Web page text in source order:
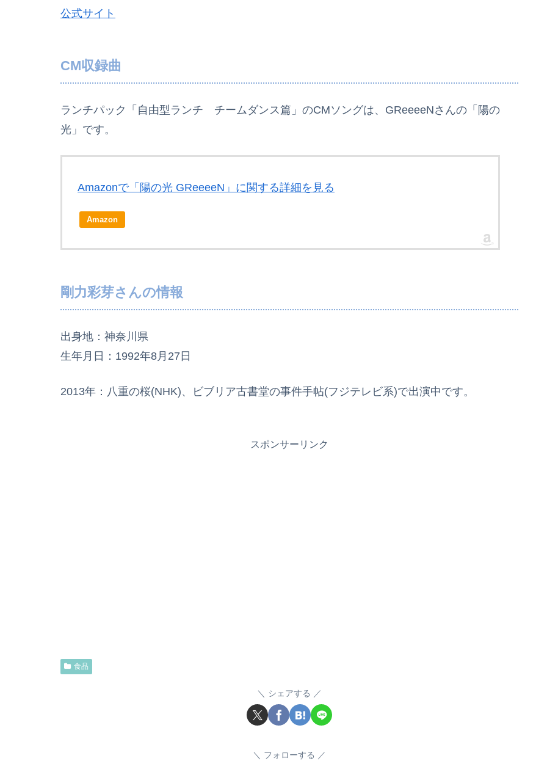
公式サイト
CM収録曲
ランチパック「自由型ランチ チームダンス篇」のCMソングは、GReeeeNさんの「陽の
光」です。
Amazonで「陽の光 GReeeeN」に関する詳細を見る
Amazon
剛力彩芽さんの情報
出身地：神奈川県
生年月日：1992年8月27日
2013年：八重の桜(NHK)、ビブリア古書堂の事件手帖(フジテレビ系)で出演中です。
スポンサーリンク
食品
シェアする
フォローする